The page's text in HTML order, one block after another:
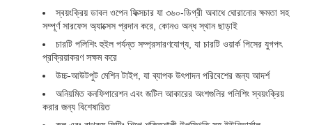
স্বয়ংক্রিয় ডাবল ওপেন ফিক্সচার যা ৩৬০-ডিগ্রী অবাধে ঘোরানোর ক্ষমতা সহ
সম্পূর্ণ সারফেস অ্যাক্সেস প্রদান করে, কোনও অন্ধ স্থান ছাড়াই
চারটি পলিশিং হুইল পর্যন্ত সম্প্রসারণযোগ্য, যা চারটি ওয়ার্ক পিসের যুগপৎ
প্রক্রিয়াকরণ সক্ষম করে
উচ্চ-আউটপুট মেশিন টাইপ, যা ব্যাপক উৎপাদন পরিবেশের জন্য আদর্শ
অনিয়মিত কনফিগারেশন এবং জটিল আকারের অংশগুলির পলিশিং স্বয়ংক্রিয়
করার জন্য বিশেষায়িত